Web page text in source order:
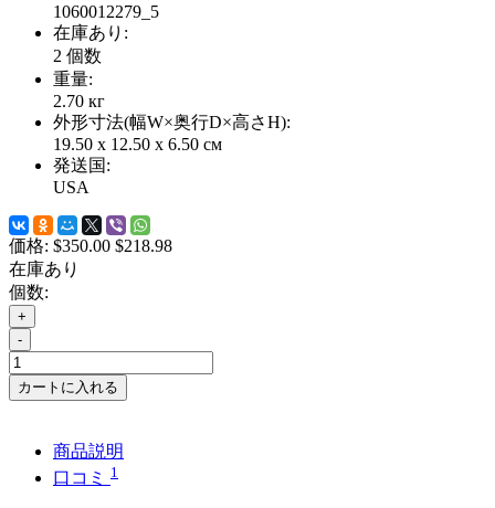
1060012279_5
在庫あり:
2 個数
重量:
2.70 кг
外形寸法(幅W×奥行D×高さH):
19.50 x 12.50 x 6.50 см
発送国:
USA
価格: $350.00 $218.98
在庫あり
個数:
+
-
カートに入れる
商品説明
口コミ
1